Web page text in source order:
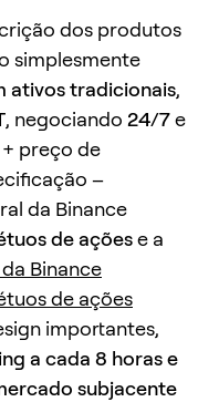
dos produtos
simplesmente
ativos tradicionais,
, negociando 24/7e
preço de
–
da Binance
de açõese a
Binance
de ações
importantes,
a cada 8 horas e
subjacente